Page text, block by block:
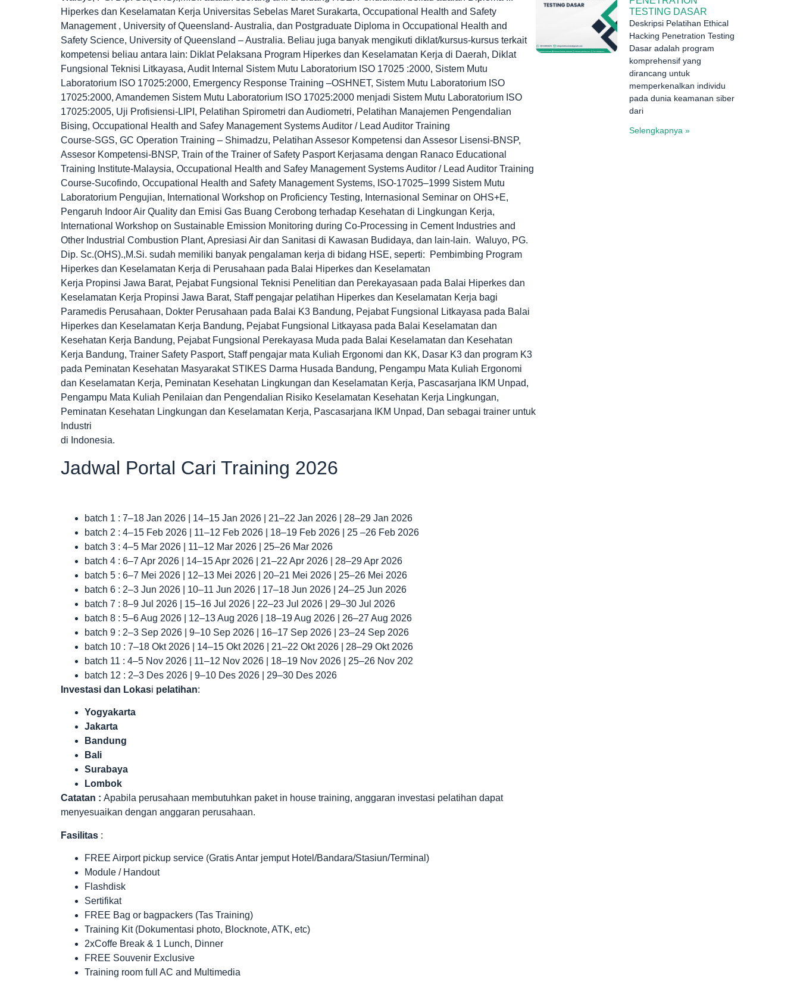
Hiperkes dan Keselamatan Kerja Universitas Sebelas Maret Surakarta, Occupational Health and Safety
Management , University of Queensland- Australia, dan Postgraduate Diploma in Occupational Health and
Safety Science, University of Queensland – Australia. Beliau juga banyak mengikuti diklat/kursus-kursus terkait
kompetensi beliau antara lain: Diklat Pelaksana Program Hiperkes dan Keselamatan Kerja di Daerah, Diklat
Fungsional Teknisi Litkayasa, Audit Internal Sistem Mutu Laboratorium ISO 17025 :2000, Sistem Mutu
Laboratorium ISO 17025:2000, Emergency Response Training –OSHNET, Sistem Mutu Laboratorium ISO
17025:2000, Amandemen Sistem Mutu Laboratorium ISO 17025:2000 menjadi Sistem Mutu Laboratorium ISO
17025:2005, Uji Profisiensi-LIPI, Pelatihan Spirometri dan Audiometri, Pelatihan Manajemen Pengendalian
Bising, Occupational Health and Safey Management Systems Auditor / Lead Auditor Training
Course-SGS, GC Operation Training – Shimadzu, Pelatihan Assesor Kompetensi dan Assesor Lisensi-BNSP,
Assesor Kompetensi-BNSP, Train of the Trainer of Safety Pasport Kerjasama dengan Ranaco Educational
Training Institute-Malaysia, Occupational Health and Safey Management Systems Auditor / Lead Auditor Training
Course-Sucofindo, Occupational Health and Safety Management Systems, ISO-17025–1999 Sistem Mutu
Laboratorium Pengujian, International Workshop on Proficiency Testing, Internasional Seminar on OHS+E,
Pengaruh Indoor Air Quality dan Emisi Gas Buang Cerobong terhadap Kesehatan di Lingkungan Kerja,
International Workshop on Sustainable Emission Monitoring during Co-Processing in Cement Industries and
Other Industrial Combustion Plant, Apresiasi Air dan Sanitasi di Kawasan Budidaya, dan lain-lain. Waluyo, PG.
Dip. Sc.(OHS).,M.Si. sudah memiliki banyak pengalaman kerja di bidang HSE, seperti: Pembimbing Program
Hiperkes dan Keselamatan Kerja di Perusahaan pada Balai Hiperkes dan Keselamatan
Kerja Propinsi Jawa Barat, Pejabat Fungsional Teknisi Penelitian dan Perekayasaan pada Balai Hiperkes dan
Keselamatan Kerja Propinsi Jawa Barat, Staff pengajar pelatihan Hiperkes dan Keselamatan Kerja bagi
Paramedis Perusahaan, Dokter Perusahaan pada Balai K3 Bandung, Pejabat Fungsional Litkayasa pada Balai
Hiperkes dan Keselamatan Kerja Bandung, Pejabat Fungsional Litkayasa pada Balai Keselamatan dan
Kesehatan Kerja Bandung, Pejabat Fungsional Perekayasa Muda pada Balai Keselamatan dan Kesehatan
Kerja Bandung, Trainer Safety Pasport, Staff pengajar mata Kuliah Ergonomi dan KK, Dasar K3 dan program K3
pada Peminatan Kesehatan Masyarakat STIKES Darma Husada Bandung, Pengampu Mata Kuliah Ergonomi
dan Keselamatan Kerja, Peminatan Kesehatan Lingkungan dan Keselamatan Kerja, Pascasarjana IKM Unpad,
Pengampu Mata Kuliah Penilaian dan Pengendalian Risiko Keselamatan Kesehatan Kerja Lingkungan,
Peminatan Kesehatan Lingkungan dan Keselamatan Kerja, Pascasarjana IKM Unpad, Dan sebagai trainer untuk
Industri
di Indonesia.
Jadwal Portal Cari Training 2026
batch 1 : 7–18 Jan 2026 | 14–15 Jan 2026 | 21–22 Jan 2026 | 28–29 Jan 2026
batch 2 : 4–15 Feb 2026 | 11–12 Feb 2026 | 18–19 Feb 2026 | 25 –26 Feb 2026
batch 3 : 4–5 Mar 2026 | 11–12 Mar 2026 | 25–26 Mar 2026
batch 4 : 6–7 Apr 2026 | 14–15 Apr 2026 | 21–22 Apr 2026 | 28–29 Apr 2026
batch 5 : 6–7 Mei 2026 | 12–13 Mei 2026 | 20–21 Mei 2026 | 25–26 Mei 2026
batch 6 : 2–3 Jun 2026 | 10–11 Jun 2026 | 17–18 Jun 2026 | 24–25 Jun 2026
batch 7 : 8–9 Jul 2026 | 15–16 Jul 2026 | 22–23 Jul 2026 | 29–30 Jul 2026
batch 8 : 5–6 Aug 2026 | 12–13 Aug 2026 | 18–19 Aug 2026 | 26–27 Aug 2026
batch 9 : 2–3 Sep 2026 | 9–10 Sep 2026 | 16–17 Sep 2026 | 23–24 Sep 2026
batch 10 : 7–18 Okt 2026 | 14–15 Okt 2026 | 21–22 Okt 2026 | 28–29 Okt 2026
batch 11 : 4–5 Nov 2026 | 11–12 Nov 2026 | 18–19 Nov 2026 | 25–26 Nov 202
batch 12 : 2–3 Des 2026 | 9–10 Des 2026 | 29–30 Des 2026
Investasi dan Lokasi pelatihan:
Yogyakarta
Jakarta
Bandung
Bali
Surabaya
Lombok
Catatan : Apabila perusahaan membutuhkan paket in house training, anggaran investasi pelatihan dapat
menyesuaikan dengan anggaran perusahaan.
Fasilitas :
FREE Airport pickup service (Gratis Antar jemput Hotel/Bandara/Stasiun/Terminal)
Module / Handout
Flashdisk
Sertifikat
FREE Bag or bagpackers (Tas Training)
Training Kit (Dokumentasi photo, Blocknote, ATK, etc)
2xCoffe Break & 1 Lunch, Dinner
FREE Souvenir Exclusive
Training room full AC and Multimedia
TESTING DASAR
Deskripsi Pelatihan Ethical
Hacking Penetration Testing
Dasar adalah program
komprehensif yang
dirancang untuk
memperkenalkan individu
pada dunia keamanan siber
dari
Selengkapnya »